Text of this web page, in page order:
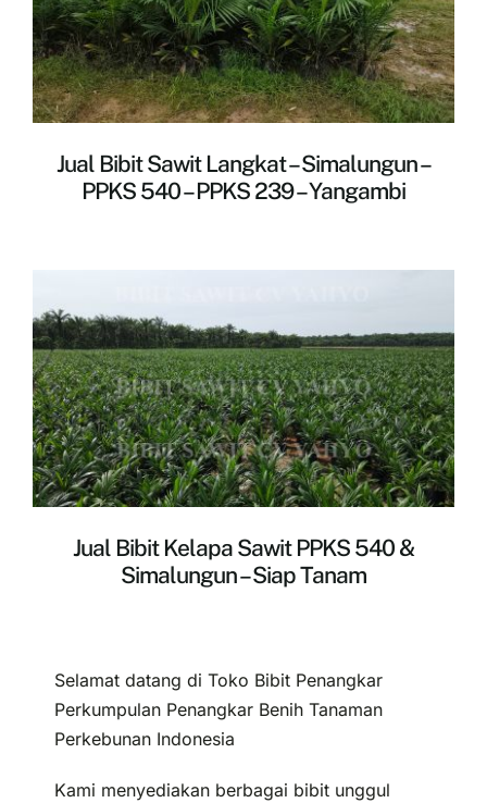
Jual Bibit Sawit Langkat – Simalungun –
PPKS 540 – PPKS 239 – Yangambi
Jual Bibit Kelapa Sawit PPKS 540 &
Simalungun – Siap Tanam
Selamat datang di Toko Bibit Penangkar
Perkumpulan Penangkar Benih Tanaman
Perkebunan Indonesia
Kami menyediakan berbagai bibit unggul